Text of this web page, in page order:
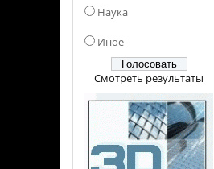
Наука
Иное
Смотреть результаты